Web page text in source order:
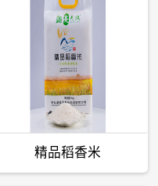
精品稻香米